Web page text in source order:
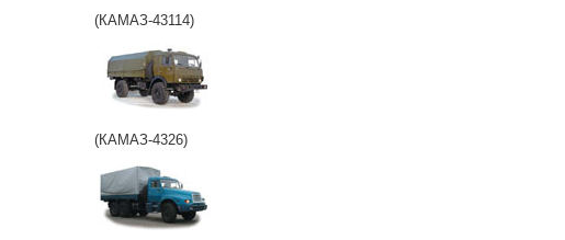
(КАМАЗ-43114)
(КАМАЗ-4326)